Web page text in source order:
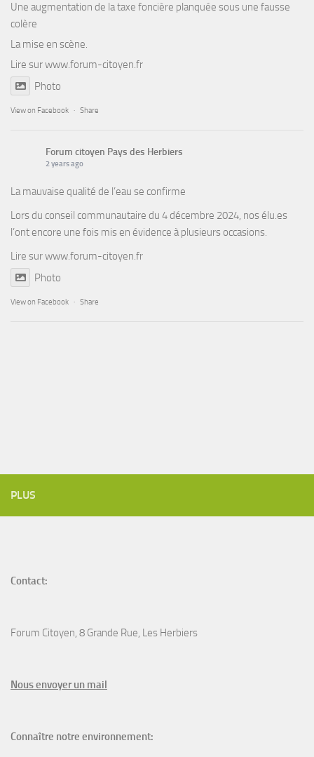
Une augmentation de la taxe foncière planquée sous une fausse
colère
La mise en scène.
Lire surwww.forum-citoyen.fr
Photo
View on Facebook · Share
Forum citoyen Pays des Herbiers
2 years ago
La mauvaise qualité de l’eau se confirme
Lors du conseil communautaire du 4 décembre 2024, nos élu.es
l’ont encore une fois mis en évidence à plusieurs occasions.
Lire surwww.forum-citoyen.fr
Photo
View on Facebook · Share
PLUS
Contact:
Forum Citoyen, 8 Grande Rue, Les Herbiers
Nous envoyer un mail
Connaître notre environnement: